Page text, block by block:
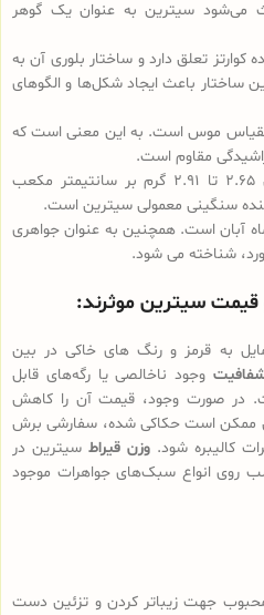
سیترین به عنوان یک گوهر
کوارتز تعلق دارد و ساختار بلوری آن به
باعث ایجاد شکل‌ها و الگوهای
دارای سختی 7 در مقیاس موس است. به این معنی است که
مقاوم است.
: چگالی سیترین حدوداً بین 2.65 تا 2.91 گرم بر سانتیمتر مکعب
سنگینی معمولی سیترین است.
آبان است. همچنین به عنوان جواهری
شناخته می شود.
قیمت سیترین موثرند:
به قرمز و رنگ های خاکی در بین
وجود ناخالصی یا رگه‌های قابل
در صورت وجود، قیمت آن را کاهش
ممکن است حکاکی شده، سفارشی برش
کالیبره شود.وزن قیراط سیترین در
روی انواع سبک‌های جواهرات موجود
محبوب جهت زیباتر کردن و تزئین دست